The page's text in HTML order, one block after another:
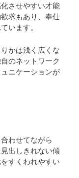
させやすい才能
求もあり、奉仕
います。
かは浅く広くな
のネットワーク
ニケーションが
わせてながら
出しきれない傾
すくわれやすい